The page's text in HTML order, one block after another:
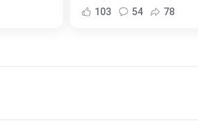
103 54 78